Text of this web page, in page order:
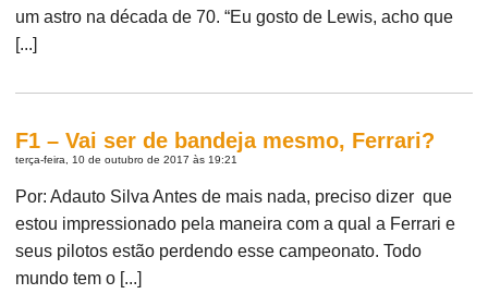
um astro na década de 70. “Eu gosto de Lewis, acho que
[...]
F1 – Vai ser de bandeja mesmo, Ferrari?
terça-feira, 10 de outubro de 2017 às 19:21
Por: Adauto Silva Antes de mais nada, preciso dizer que
estou impressionado pela maneira com a qual a Ferrari e
seus pilotos estão perdendo esse campeonato. Todo
mundo tem o [...]